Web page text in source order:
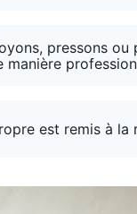
pressons ou
manière
est remis à la